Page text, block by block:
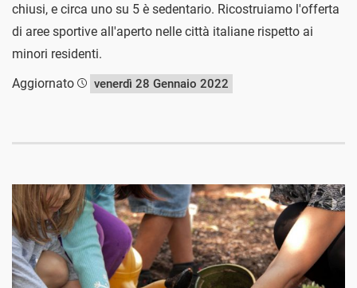
chiusi, e circa uno su 5 è sedentario. Ricostruiamo l'offerta
di aree sportive all'aperto nelle città italiane rispetto ai
minori residenti.
Aggiornato
venerdì 28 Gennaio 2022